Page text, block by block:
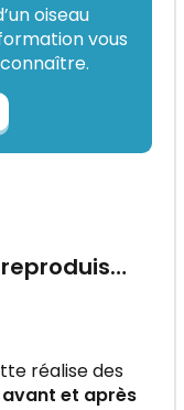
oiseau
vous
réalise des
et après